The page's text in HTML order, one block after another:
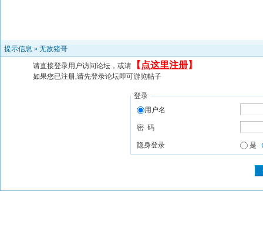
提示信息 » 无敌猪哥
请直接登录用户访问论坛，或请 【 点这里注册】
如果您已注册,请先登录论坛即可游览帖子
登录
用户名
密 码
隐身登录 是